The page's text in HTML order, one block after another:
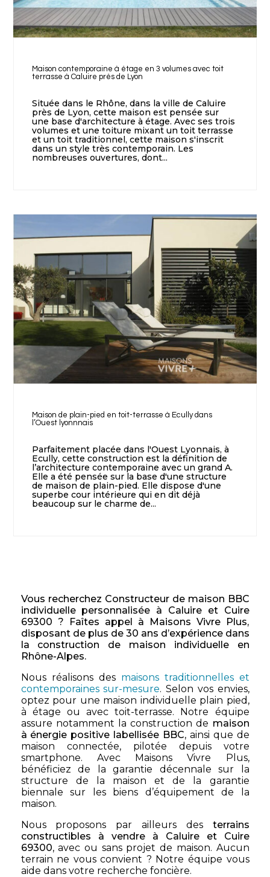
Maison contemporaine à étage en 3 volumes avec toit
terrasse à Caluire près de Lyon
Située dans le Rhône, dans la ville de Caluire
près de Lyon, cette maison est pensée sur
une base d'architecture à étage. Avec ses trois
volumes et une toiture mixant un toit terrasse
et un toit traditionnel, cette maison s'inscrit
dans un style très contemporain. Les
nombreuses ouvertures, dont...
Maison de plain-pied en toit-terrasse à Ecully dans
l’Ouest lyonnnais
Parfaitement placée dans l'Ouest Lyonnais, à
Ecully, cette construction est la définition de
l’architecture contemporaine avec un grand A.
Elle a été pensée sur la base d'une structure
de maison de plain-pied. Elle dispose d'une
superbe cour intérieure qui en dit déjà
beaucoup sur le charme de...
Vous recherchez Constructeur de maison BBC
individuelle personnalisée à Caluire et Cuire
69300 ? Faîtes appel à Maisons Vivre Plus,
disposant de plus de 30 ans d’expérience dans
la construction de maison individuelle en
Rhône-Alpes.
Nous réalisons des maisons traditionnelles et
contemporaines sur-mesure. Selon vos envies,
optez pour une maison individuelle plain pied,
à étage ou avec toit-terrasse. Notre équipe
assure notamment la construction de maison
à énergie positive labellisée BBC, ainsi que de
maison connectée, pilotée depuis votre
smartphone. Avec Maisons Vivre Plus,
bénéficiez de la garantie décennale sur la
structure de la maison et de la garantie
biennale sur les biens d’équipement de la
maison.
Nous proposons par ailleurs des terrains
constructibles à vendre à Caluire et Cuire
69300, avec ou sans projet de maison. Aucun
terrain ne vous convient ? Notre équipe vous
aide dans votre recherche foncière.